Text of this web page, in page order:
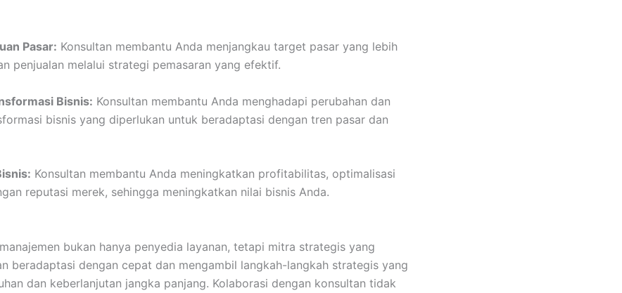
Pasar: Konsultan membantu Anda menjangkau target pasar yang lebih
penjualan melalui strategi pemasaran yang efektif.
Bisnis: Konsultan membantu Anda menghadapi perubahan dan
bisnis yang diperlukan untuk beradaptasi dengan tren pasar dan
Konsultan membantu Anda meningkatkan profitabilitas, optimalisasi
reputasi merek, sehingga meningkatkan nilai bisnis Anda.
bukan hanya penyedia layanan, tetapi mitra strategis yang
beradaptasi dengan cepat dan mengambil langkah-langkah strategis yang
dan keberlanjutan jangka panjang. Kolaborasi dengan konsultan tidak